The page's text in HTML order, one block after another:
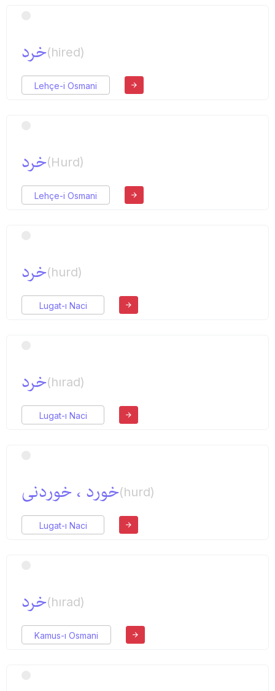
خرد(hired)
Lehçe-i Osmani
خرد(Hurd)
Lehçe-i Osmani
خرد(hurd)
Lugat-ı Naci
خرد(hırad)
Lugat-ı Naci
خورد ، خوردنی(hurd)
Lugat-ı Naci
خرد(hırad)
Kamus-ı Osmani